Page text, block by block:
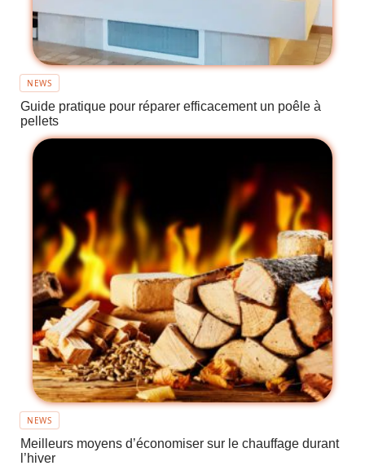
NEWS
Guide pratique pour réparer efficacement un poêle à
pellets
NEWS
Meilleurs moyens d’économiser sur le chauffage durant
l’hiver